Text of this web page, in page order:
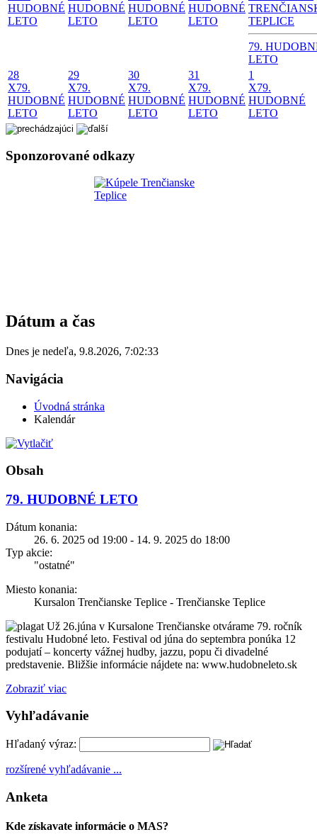
HUDOBNÉ
LETO
HUDOBNÉ
LETO
HUDOBNÉ
LETO
HUDOBNÉ
LETO
TEPLICE
79.
LETO
28
X79.
HUDOBNÉ
LETO
29
X79.
HUDOBNÉ
LETO
30
X79.
HUDOBNÉ
LETO
31
X79.
HUDOBNÉ
LETO
1
X79.
HUDOBNÉ
LETO
Sponzorované odkazy
Dátum a čas
Dnes je nedeľa, 9.8.2026, 7:02:33
Navigácia
Úvodná stránka
Kalendár
Obsah
79. HUDOBNÉ LETO
Dátum konania:
26. 6. 2025 od 19:00 - 14. 9. 2025 do 18:00
Typ akcie:
"ostatné"
Miesto konania:
Kursalon Trenčianske Teplice - Trenčianske Teplice
Už 26.júna v Kursalone Trenčianske otvárame 79. ročník
festivalu Hudobné leto. Festival od júna do septembra ponúka 12
podujatí – koncerty vážnej hudby, jazzu, popu či divadelné
predstavenie. Bližšie informácie nájdete na: www.hudobneleto.sk
Zobraziť viac
Vyhľadávanie
Hľadaný výraz:
rozšírené vyhľadávanie ...
Anketa
Kde získavate informácie o MAS?